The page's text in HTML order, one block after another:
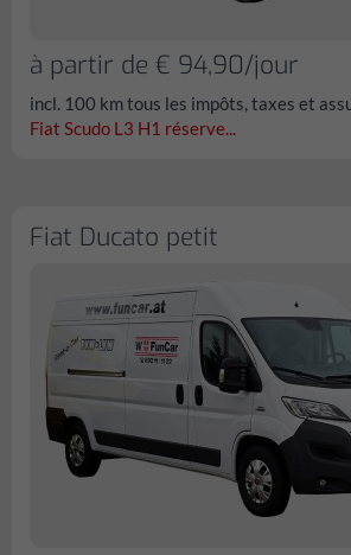
à partir de € 94,90/jour
incl. 100 km tous les impôts, taxes et
Fiat Scudo L3 H1 réserve...
Fiat Ducato petit